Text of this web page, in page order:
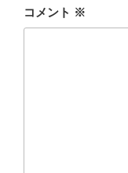
コメント ※